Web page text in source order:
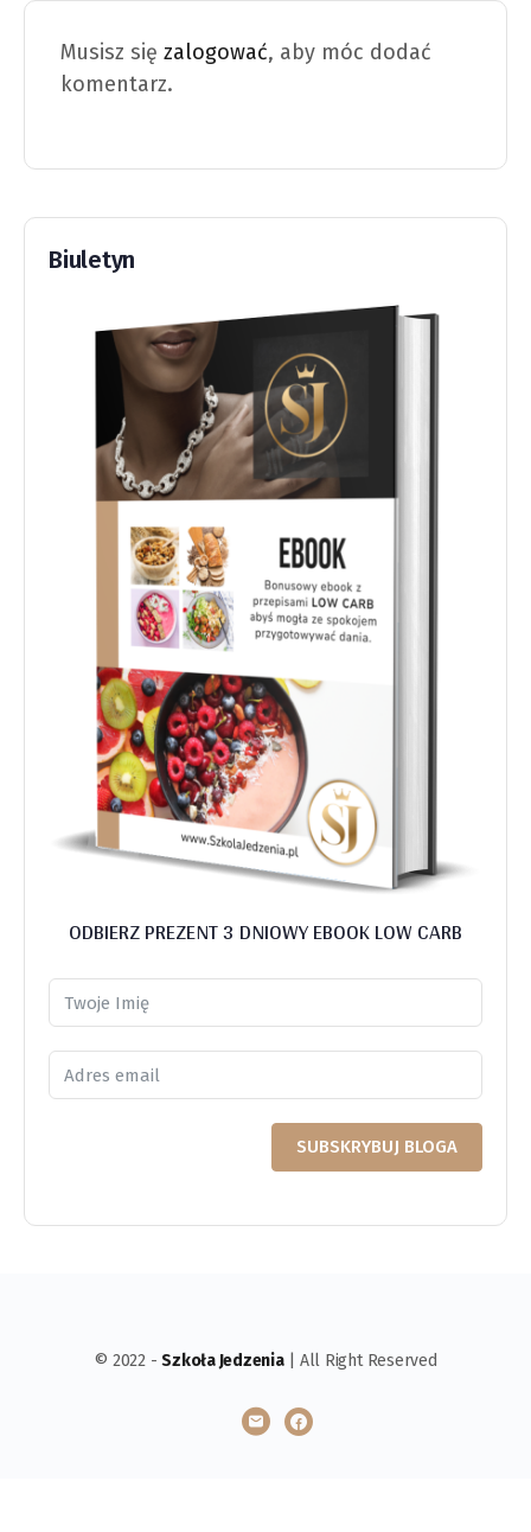
Musisz się zalogować, aby móc dodać
komentarz.
Biuletyn
ODBIERZ PREZENT 3 DNIOWY EBOOK LOW CARB
SUBSKRYBUJ BLOGA
© 2022 -Szkoła Jedzenia| All Right Reserved